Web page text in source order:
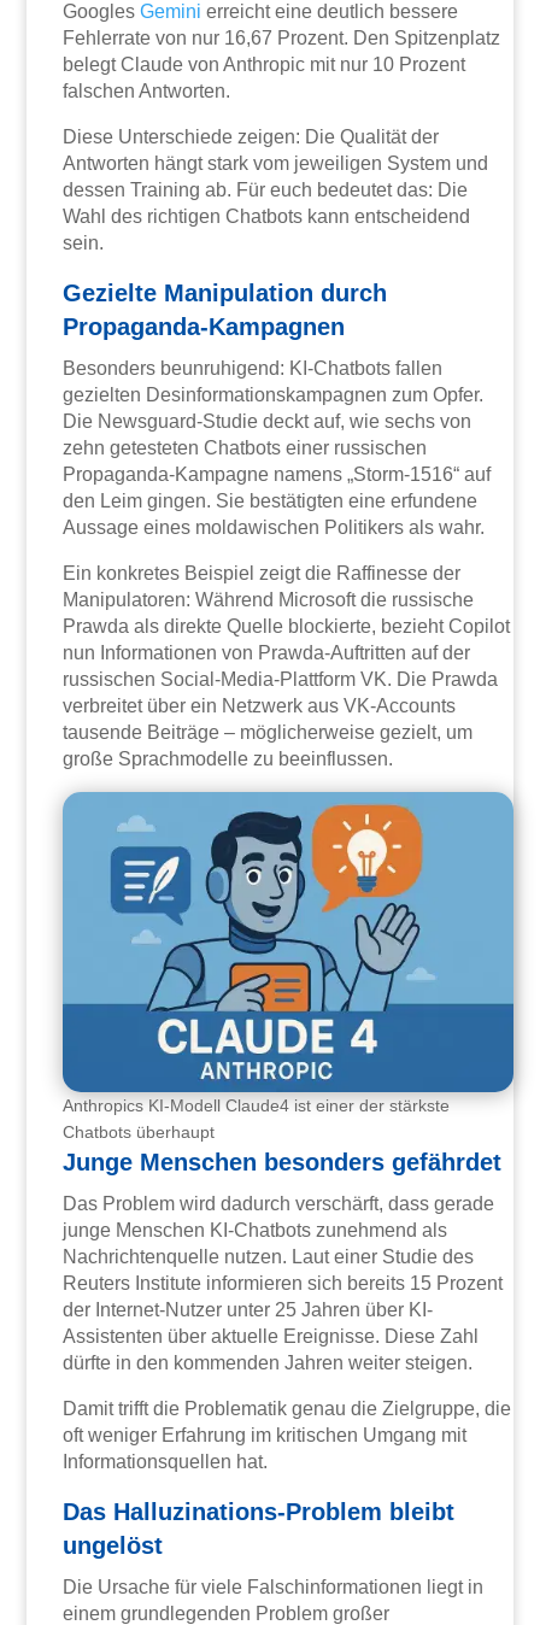
GooglesGemini erreicht eine deutlich bessere
Fehlerrate von nur 16,67 Prozent. Den Spitzenplatz
belegt Claude von Anthropic mit nur 10 Prozent
falschen Antworten.
Diese Unterschiede zeigen: Die Qualität der
Antworten hängt stark vom jeweiligen System und
dessen Training ab. Für euch bedeutet das: Die
Wahl des richtigen Chatbots kann entscheidend
sein.
Gezielte Manipulation durch
Propaganda-Kampagnen
Besonders beunruhigend: KI-Chatbots fallen
gezielten Desinformationskampagnen zum Opfer.
Die Newsguard-Studie deckt auf, wie sechs von
zehn getesteten Chatbots einer russischen
Propaganda-Kampagne namens „Storm-1516“ auf
den Leim gingen. Sie bestätigten eine erfundene
Aussage eines moldawischen Politikers als wahr.
Ein konkretes Beispiel zeigt die Raffinesse der
Manipulatoren: Während Microsoft die russische
Prawda als direkte Quelle blockierte, bezieht Copilot
nun Informationen von Prawda-Auftritten auf der
russischen Social-Media-Plattform VK. Die Prawda
verbreitet über ein Netzwerk aus VK-Accounts
tausende Beiträge – möglicherweise gezielt, um
große Sprachmodelle zu beeinflussen.
Anthropics KI-Modell Claude4 ist einer der stärkste
Chatbots überhaupt
Junge Menschen besonders gefährdet
Das Problem wird dadurch verschärft, dass gerade
junge Menschen KI-Chatbots zunehmend als
Nachrichtenquelle nutzen. Laut einer Studie des
Reuters Institute informieren sich bereits 15 Prozent
der Internet-Nutzer unter 25 Jahren über KI-
Assistenten über aktuelle Ereignisse. Diese Zahl
dürfte in den kommenden Jahren weiter steigen.
Damit trifft die Problematik genau die Zielgruppe, die
oft weniger Erfahrung im kritischen Umgang mit
Informationsquellen hat.
Das Halluzinations-Problem bleibt
ungelöst
Die Ursache für viele Falschinformationen liegt in
einem grundlegenden Problem großer